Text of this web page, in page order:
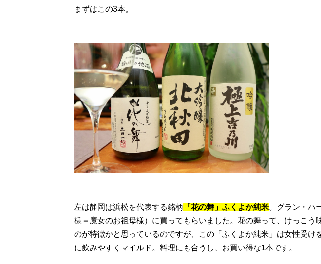
まずはこの3本。
左は静岡は浜松を代表する銘柄 「花の舞」ふくよか純米。グラン・ハ
様＝魔女のお祖母様）に買ってもらいました。花の舞って、けっこう
のが特徴かと思っているのですが、この「ふくよか純米」は女性受け
に飲みやすくマイルド。料理にも合うし、お買い得な1本です。